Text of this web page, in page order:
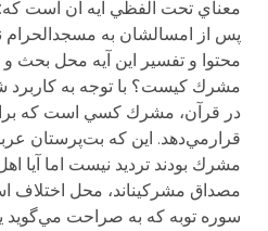
معناي تحت الفظي آيه آن است كه:
پس از امسالشان به مسجدالحرام
محتوا و تفسير اين آيه محل بحث
مشرك كيست؟ با توجه به
در قرآن، مشرك كسي است كه براي
قرارمي‌دهد. اين كه بت‌پرستان
مشرك بودند ترديد نيست اما آيا
سوره توبه كه به صراحت مي‌گويد